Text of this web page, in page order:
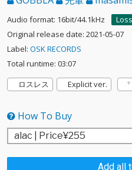
Audio format: 16bit/44.1kHz
Original release date: 2021-05-07
Label: OSK RECORDS
Total runtime: 03:07
ロスレス
Explicit ver.
How To Buy
Add all